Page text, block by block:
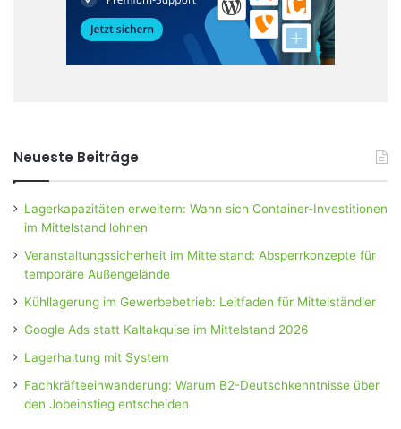
Neueste Beiträge
Lagerkapazitäten erweitern: Wann sich Container-Investitionen
im Mittelstand lohnen
Veranstaltungssicherheit im Mittelstand: Absperrkonzepte für
temporäre Außengelände
Kühllagerung im Gewerbebetrieb: Leitfaden für Mittelständler
Google Ads statt Kaltakquise im Mittelstand 2026
Lagerhaltung mit System
Fachkräfteeinwanderung: Warum B2-Deutschkenntnisse über
den Jobeinstieg entscheiden